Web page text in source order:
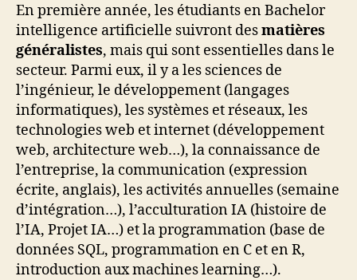
En première année, les étudiants en Bachelor
intelligence artificielle suivront desmatières
généralistes, mais qui sont essentielles dans le
secteur. Parmi eux, il y a les sciences de
l’ingénieur, le développement (langages
informatiques), les systèmes et réseaux, les
technologies web et internet (développement
web, architecture web…), la connaissance de
l’entreprise, la communication (expression
écrite, anglais), les activités annuelles (semaine
d’intégration…), l’acculturation IA (histoire de
l’IA, Projet IA…) et la programmation (base de
données SQL, programmation en C et en R,
introduction aux machines learning…).